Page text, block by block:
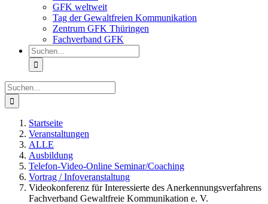
GFK weltweit
Tag der Gewaltfreien Kommunikation
Zentrum GFK Thüringen
Fachverband GFK
Suche
nach:
Suche
nach:
Startseite
Veranstaltungen
ALLE
Ausbildung
Telefon-Video-Online Seminar/Coaching
Vortrag / Infoveranstaltung
Videokonferenz für Interessierte des Anerkennungsverfahrens
Fachverband Gewaltfreie Kommunikation e. V.